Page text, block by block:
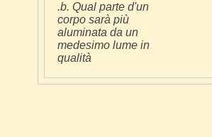
.b. Qual parte d'un
corpo sarà più
aluminata da un
medesimo lume in
qualità